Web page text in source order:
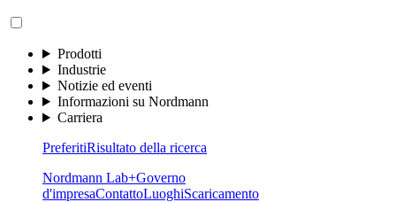
Prodotti
Industrie
Notizie ed eventi
Informazioni su Nordmann
Carriera
PreferitiRisultato della ricerca
Nordmann Lab+Governo
d'impresaContattoLuoghiScaricamento